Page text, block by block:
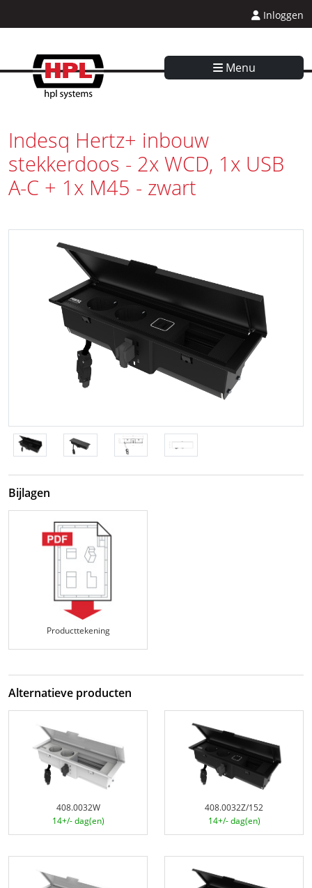
Inloggen
Menu
Indesq Hertz+ inbouw
stekkerdoos - 2x WCD, 1x USB
A-C + 1x M45 - zwart
Bijlagen
Producttekening
Alternatieve producten
408.0032W
14+/- dag(en)
408.0032Z/152
14+/- dag(en)